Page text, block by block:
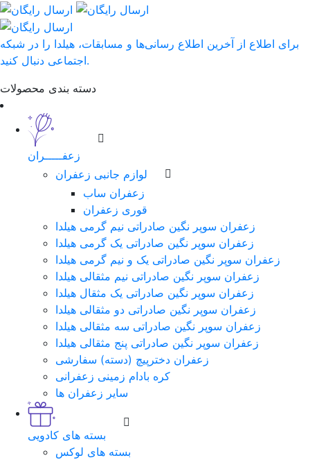
برای اطلاع از آخرین اطلاع رسانی‌ها و مسابقات، هیلدا را در شبکه
اجتماعی دنبال کنید.
دسته بندی محصولات
زعفـــــران
لوازم جانبی زعفران
زعفران ساب
قوری زعفران
زعفران سوپر نگین صادراتی نیم گرمی هیلدا
زعفران سوپر نگین صادراتی یک گرمی هیلدا
زعفران سوپر نگین صادراتی یک و نیم گرمی هیلدا
زعفران سوپر نگین صادراتی نیم مثقالی هیلدا
زعفران سوپر نگین صادراتی یک مثقال هیلدا
زعفران سوپر نگین صادراتی دو مثقالی هیلدا
زعفران سوپر نگین صادراتی سه مثقالی هیلدا
زعفران سوپر نگین صادراتی پنج مثقالی هیلدا
زعفران دخترپیچ (دسته) سفارشی
کره بادام زمینی زعفرانی
سایر زعفران ها
بسته های کادویی
بسته های لوکس